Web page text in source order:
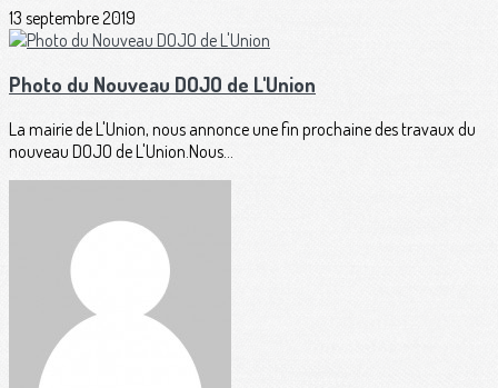
13 septembre 2019
Photo du Nouveau DOJO de L'Union
La mairie de L'Union, nous annonce une fin prochaine des travaux du
nouveau DOJO de L'Union.Nous...